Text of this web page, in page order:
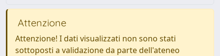
Attenzione
Attenzione! I dati visualizzati non sono stati
sottoposti a validazione da parte dell'ateneo